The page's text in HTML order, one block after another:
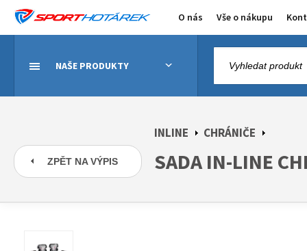
O nás Vše o nákupu
NAŠE PRODUKTY
ZPĚT NA VÝPIS
INLINE CHRÁNIČE
SADA IN-LINE